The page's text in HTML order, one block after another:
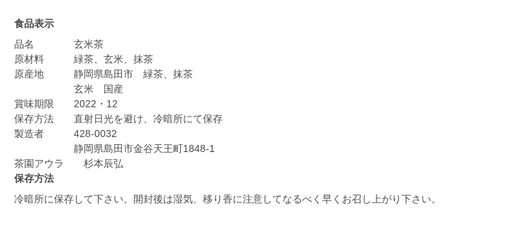
食品表示
品名 玄米茶
原材料 緑茶、玄米、抹茶
原産地 静岡県島田市 緑茶、抹茶
玄米 国産
賞味期限 2022・12
保存方法 直射日光を避け、冷暗所にて保存
製造者 428-0032
静岡県島田市金谷天王町1848-1
保存方法
冷暗所に保存して下さい。開封後は湿気、移り香に注意してなるべく早くお召し上がり下さい。